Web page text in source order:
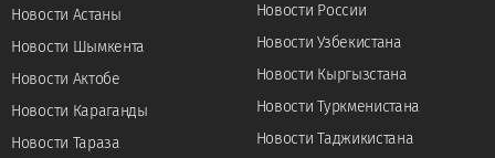
Новости Астаны
Новости Шымкента
Новости Актобе
Новости Караганды
Новости Тараза
Новости России
Новости Узбекистана
Новости Кыргызстана
Новости Туркменистана
Новости Таджикистана